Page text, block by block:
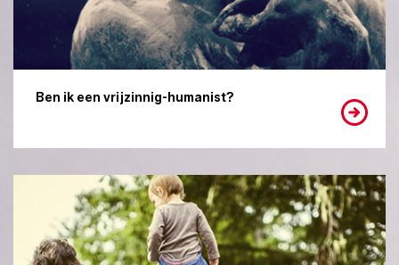
Ben ik een vrijzinnig-humanist?